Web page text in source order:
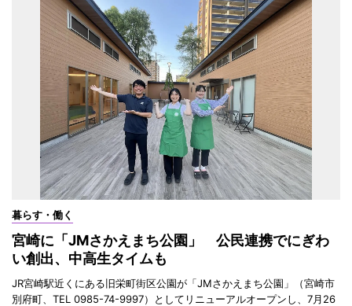
暮らす・働く
宮崎に「JMさかえまち公園」 公民連携でにぎわ
い創出、中高生タイムも
JR宮崎駅近くにある旧栄町街区公園が「JMさかえまち公園」（宮崎市
別府町、TEL 0985-74-9997）としてリニューアルオープンし、7月26